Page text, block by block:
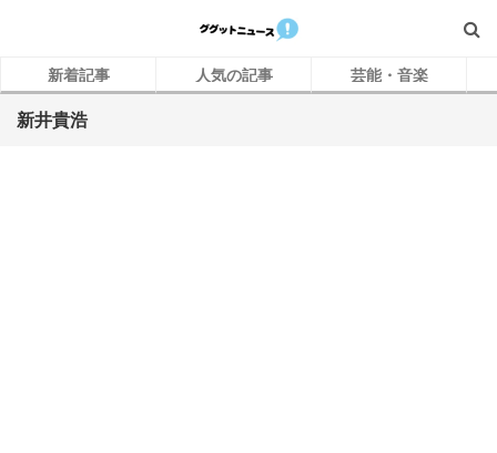
新着記事 人気の記事 芸能・音楽
新井貴浩